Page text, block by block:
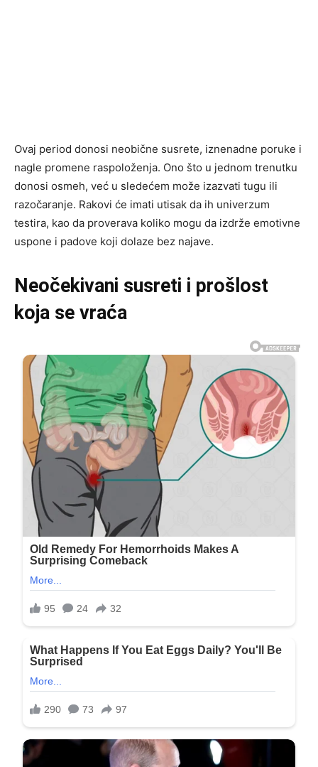
Ovaj period donosi neobične susrete, iznenadne poruke i
nagle promene raspoloženja. Ono što u jednom trenutku
donosi osmeh, već u sledećem može izazvati tugu ili
razočaranje. Rakovi će imati utisak da ih univerzum
testira, kao da proverava koliko mogu da izdrže emotivne
uspone i padove koji dolaze bez najave.
Neočekivani susreti i prošlost
koja se vraća